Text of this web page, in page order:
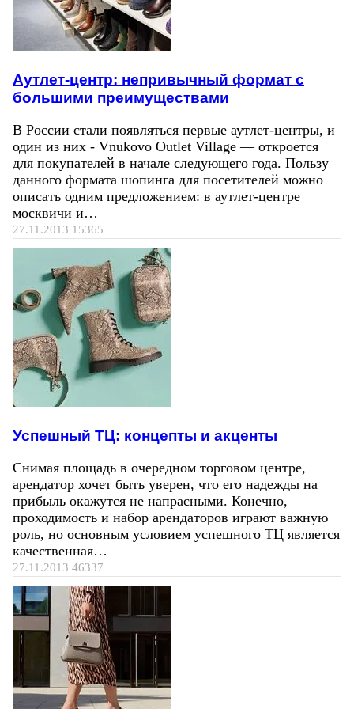
Аутлет-центр: непривычный формат с
большими преимуществами
В России стали появляться первые аутлет-центры, и
один из них - Vnukovo Outlet Village — откроется
для покупателей в начале следующего года. Пользу
данного формата шопинга для посетителей можно
описать одним предложением: в аутлет-центре
москвичи и…
27.11.2013 15365
Успешный ТЦ: концепты и акценты
Снимая площадь в очередном торговом центре,
арендатор хочет быть уверен, что его надежды на
прибыль окажутся не напрасными. Конечно,
проходимость и набор арендаторов играют важную
роль, но основным условием успешного ТЦ является
качественная…
27.11.2013 46337